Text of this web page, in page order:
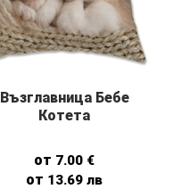
Възглавница Бебе
Котета
от 7.00 €
от 13.69лв